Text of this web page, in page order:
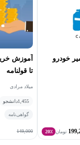
خودرو
تومان 20٪
آموزش
تا قولنامه
میلاد مرادی
1,455دانشجو
گواهی‌نامه
149,000